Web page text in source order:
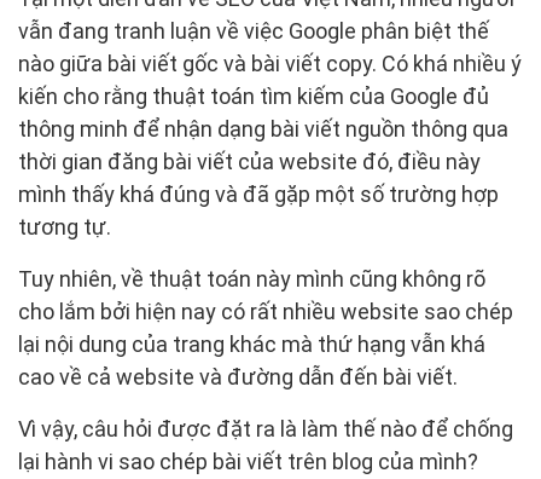
vẫn đang tranh luận về việc Google phân biệt thế
nào giữa bài viết gốc và bài viết copy. Có khá nhiều ý
kiến cho rằng thuật toán tìm kiếm của Google đủ
thông minh để nhận dạng bài viết nguồn thông qua
thời gian đăng bài viết của website đó, điều này
mình thấy khá đúng và đã gặp một số trường hợp
tương tự.
Tuy nhiên, về thuật toán này mình cũng không rõ
cho lắm bởi hiện nay có rất nhiều website sao chép
lại nội dung của trang khác mà thứ hạng vẫn khá
cao về cả website và đường dẫn đến bài viết.
Vì vậy, câu hỏi được đặt ra là làm thế nào để chống
lại hành vi sao chép bài viết trên blog của mình?